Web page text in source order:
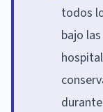
todos
bajo